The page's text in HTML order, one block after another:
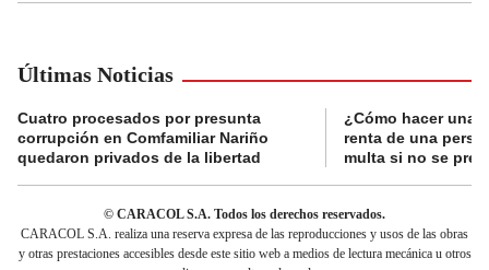
Últimas Noticias
Cuatro procesados por presunta
corrupción en Comfamiliar Nariño
quedaron privados de la libertad
¿Cómo hacer una
renta de una
multa si no se
© CARACOL S.A. Todos los derechos reservados.
CARACOL S.A. realiza una reserva expresa de las reproducciones y usos de las obras
y otras prestaciones accesibles desde este sitio web a medios de lectura mecánica u otros